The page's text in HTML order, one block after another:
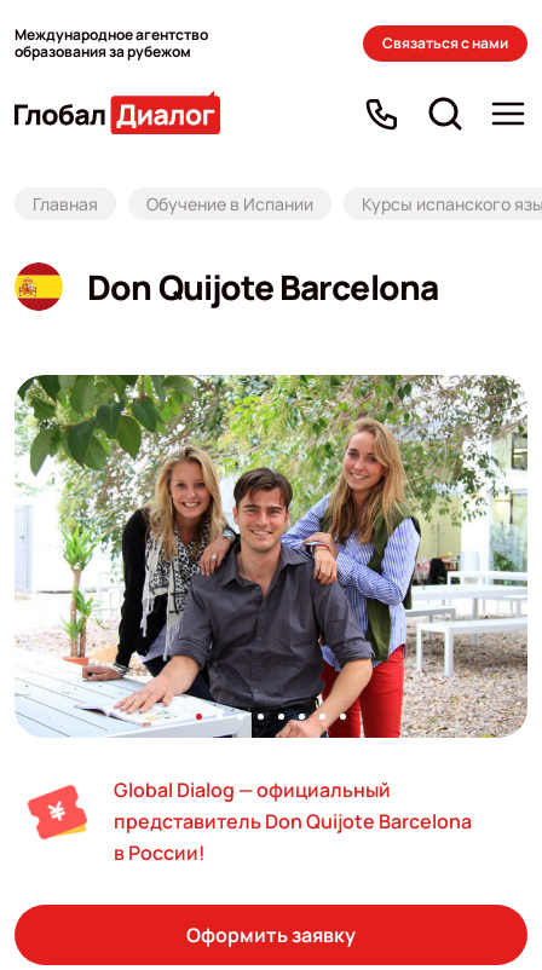
Международное агентство
образования за рубежом
Связаться с нами
Главная Обучение в Испании Курсы испанского
Don Quijote Barcelona
Global Dialog — официальный
представитель Don Quijote Barcelona
в России!
Оформить заявку